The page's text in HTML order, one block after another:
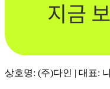
상호명: (주)다인 | 대표: